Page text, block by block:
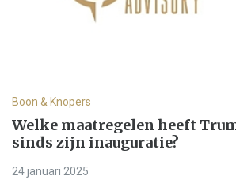
Boon & Knopers
Welke maatregelen heeft
sinds zijn inauguratie?
24 januari 2025